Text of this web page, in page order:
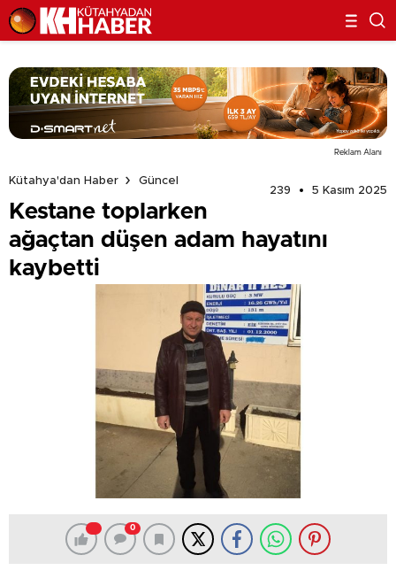
Reklam Alanı
Kütahya'dan Haber
Güncel
239
5 Kasım 2025
Kestane toplarken
ağaçtan düşen adam hayatını
kaybetti
0